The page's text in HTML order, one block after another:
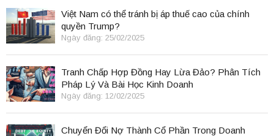
Việt Nam có thể tránh bị áp thuế cao của chính
quyền Trump?
Ngày đăng: 25/02/2025
Tranh Chấp Hợp Đồng Hay Lừa Đảo? Phân Tích
Pháp Lý Và Bài Học Kinh Doanh
Ngày đăng: 12/02/2025
Chuyển Đổi Nợ Thành Cổ Phần Trong Doanh